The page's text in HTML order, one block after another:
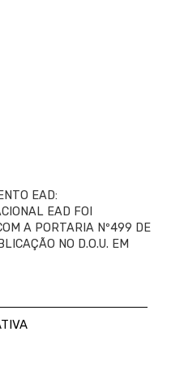
EAD:
EAD FOI
A PORTARIA Nº499 DE
NO D.O.U. EM